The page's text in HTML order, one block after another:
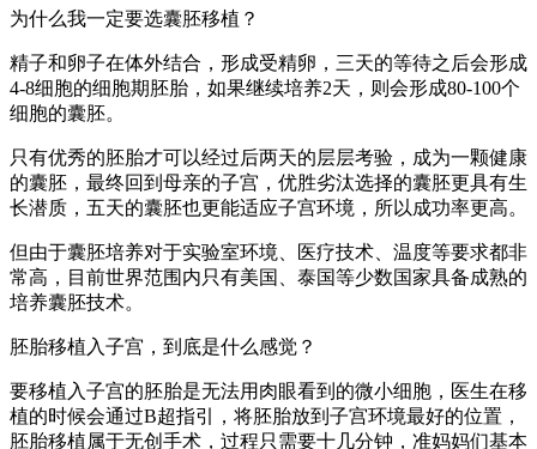
为什么我一定要选囊胚移植？
精子和卵子在体外结合，形成受精卵，三天的等待之后会形成
4-8细胞的细胞期胚胎，如果继续培养2天，则会形成80-100个
细胞的囊胚。
只有优秀的胚胎才可以经过后两天的层层考验，成为一颗健康
的囊胚，最终回到母亲的子宫，优胜劣汰选择的囊胚更具有生
长潜质，五天的囊胚也更能适应子宫环境，所以成功率更高。
但由于囊胚培养对于实验室环境、医疗技术、温度等要求都非
常高，目前世界范围内只有美国、泰国等少数国家具备成熟的
培养囊胚技术。
胚胎移植入子宫，到底是什么感觉？
要移植入子宫的胚胎是无法用肉眼看到的微小细胞，医生在移
植的时候会通过B超指引，将胚胎放到子宫环境最好的位置，
胚胎移植属于无创手术，过程只需要十几分钟，准妈妈们基本